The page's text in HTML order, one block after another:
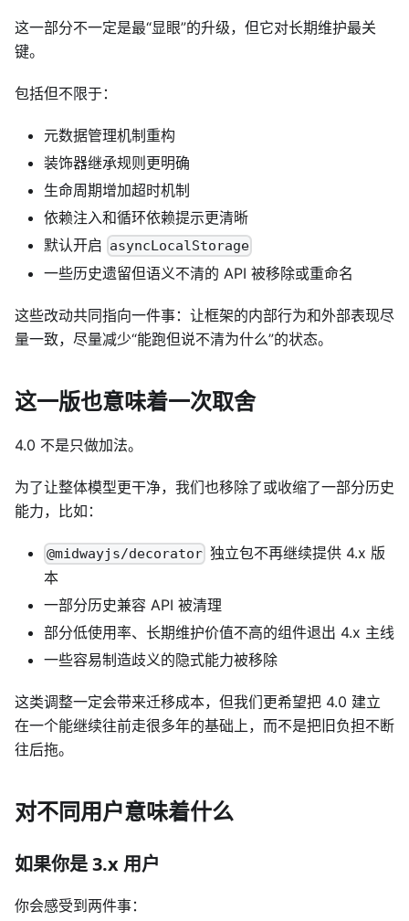
这一部分不一定是最“显眼”的升级，但它对长期维护最关
键。
包括但不限于：
元数据管理机制重构
装饰器继承规则更明确
生命周期增加超时机制
依赖注入和循环依赖提示更清晰
默认开启 asyncLocalStorage
一些历史遗留但语义不清的 API 被移除或重命名
这些改动共同指向一件事：让框架的内部行为和外部表现尽
量一致，尽量减少“能跑但说不清为什么”的状态。
这一版也意味着一次取舍
4.0 不是只做加法。
为了让整体模型更干净，我们也移除了或收缩了一部分历史
能力，比如：
@midwayjs/decorator 独立包不再继续提供 4.x 版
本
一部分历史兼容 API 被清理
部分低使用率、长期维护价值不高的组件退出 4.x 主线
一些容易制造歧义的隐式能力被移除
这类调整一定会带来迁移成本，但我们更希望把 4.0 建立
在一个能继续往前走很多年的基础上，而不是把旧负担不断
往后拖。
对不同用户意味着什么
如果你是 3.x 用户
你会感受到两件事：